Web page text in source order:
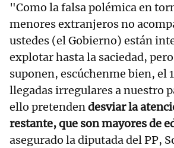
"Como la falsa polémica en
menores extranjeros no
ustedes (el Gobierno) están
explotar hasta la saciedad,
suponen, escúchenme bien, el
llegadas irregulares a nuestro
ello pretendendesviar la
restante, que son mayores de
asegurado la diputada del PP,